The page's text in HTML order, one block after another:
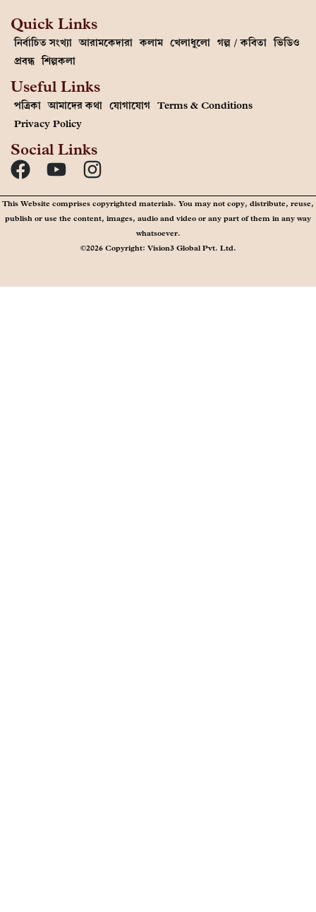
Quick Links
নির্বাচিত সংখ্যা আরামকেদারা কলাম খেলাধুলো গল্প / কবিতা ভিডিও
প্রবন্ধ শিল্পকলা
Useful Links
পত্রিকা আমাদের কথা যোগাযোগ Terms & Conditions
Privacy Policy
Social Links
This Website comprises copyrighted materials. You may not copy, distribute, reuse,
publish or use the content, images, audio and video or any part of them in any way
whatsoever.
©2026 Copyright: Vision3 Global Pvt. Ltd.